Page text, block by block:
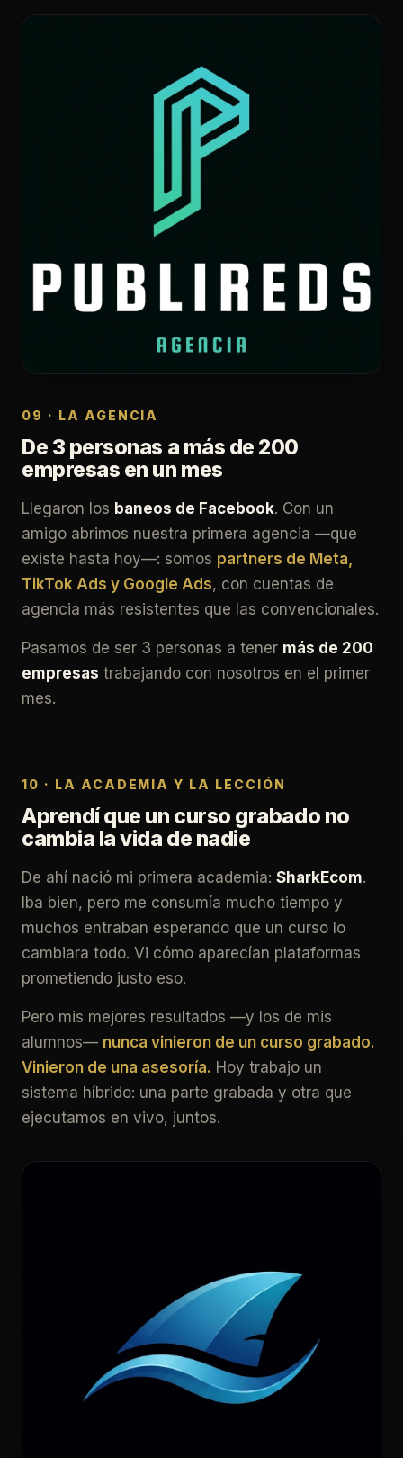
09 · LA AGENCIA
De 3 personas a más de 200
empresas en un mes
Llegaron los baneos de Facebook. Con un
amigo abrimos nuestra primera agencia —que
existe hasta hoy—: somos partners de Meta,
TikTok Ads y Google Ads, con cuentas de
agencia más resistentes que las convencionales.
Pasamos de ser 3 personas a tener más de 200
empresas trabajando con nosotros en el primer
mes.
10 · LA ACADEMIA Y LA LECCIÓN
Aprendí que un curso grabado no
cambia la vida de nadie
De ahí nació mi primera academia: SharkEcom.
Iba bien, pero me consumía mucho tiempo y
muchos entraban esperando que un curso lo
cambiara todo. Vi cómo aparecían plataformas
prometiendo justo eso.
Pero mis mejores resultados —y los de mis
alumnos— nunca vinieron de un curso grabado.
Vinieron de una asesoría. Hoy trabajo un
sistema híbrido: una parte grabada y otra que
ejecutamos en vivo, juntos.